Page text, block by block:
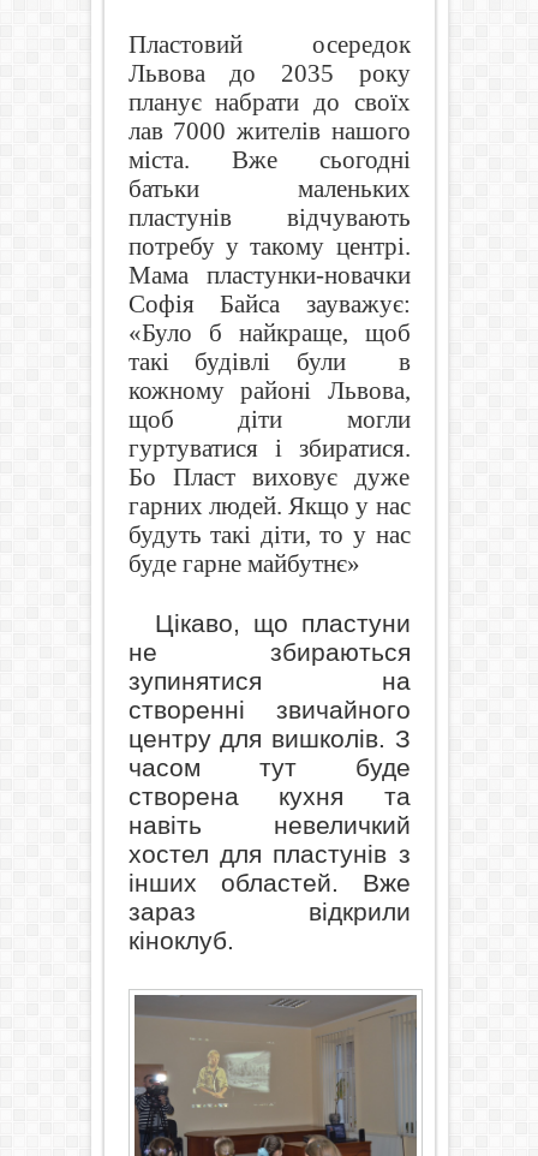
Пластовий осередок
Львова до 2035 року
планує набрати до своїх
лав 7000 жителів нашого
міста. Вже сьогодні
батьки маленьких
пластунів відчувають
потребу у такому центрі.
Мама пластунки-новачки
Софія Байса зауважує:
«Було б найкраще, щоб
такі будівлі були
в
кожному районі Львова,
щоб діти могли
гуртуватися і збиратися.
Бо Пласт виховує дуже
гарних людей. Якщо у нас
будуть такі діти, то у нас
буде гарне майбутнє»
Цікаво, що пластуни
не збираються
зупинятися на
створенні звичайного
центру для вишколів. З
часом тут буде
створена кухня та
навіть невеличкий
хостел для пластунів з
інших областей. Вже
зараз відкрили
кіноклуб.